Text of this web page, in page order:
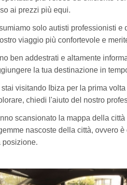
ai prezzi più equi.
solo autisti professionisti
viaggio più confortevole e
ben addestrati e altamente
la tua destinazione in
stai visitando Ibiza per la prima
chiedi l'aiuto del nostro
scansionato la mappa della
nascoste della città, ovvero
posizione.